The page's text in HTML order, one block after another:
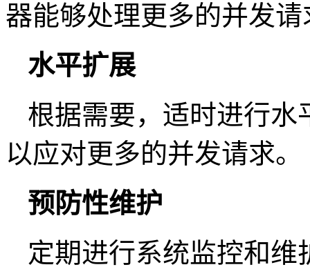
器能够处理更多的并发请
水平扩展
根据需要，适时进行水
以应对更多的并发请求。
预防性维护
定期进行系统监控和